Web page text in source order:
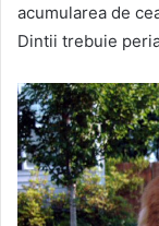
acumularea de
Dintii trebuie